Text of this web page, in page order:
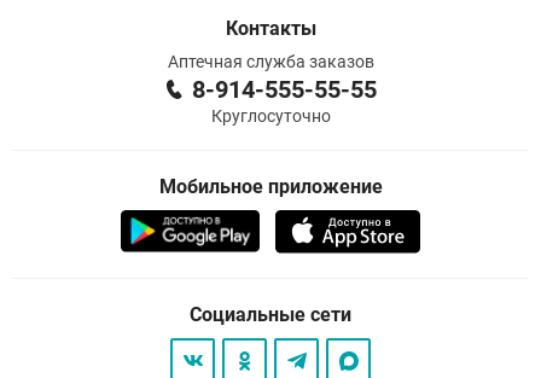
Контакты
Аптечная служба заказов
8-914-555-55-55
Круглосуточно
Мобильное приложение
Социальные сети